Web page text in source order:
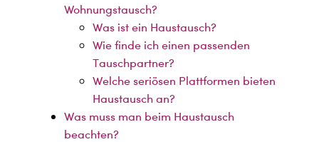
Wohnungstausch?
Was ist ein Haustausch?
Wie finde ich einen passenden
Tauschpartner?
Welche seriösen Plattformen bieten
Haustausch an?
Was muss man beim Haustausch
beachten?